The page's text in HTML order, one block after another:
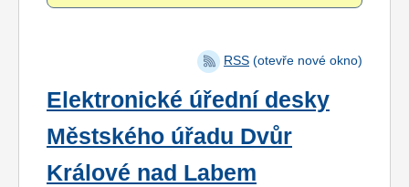
RSS (otevře nové okno)
Elektronické úřední desky
Městského úřadu Dvůr
Králové nad Labem